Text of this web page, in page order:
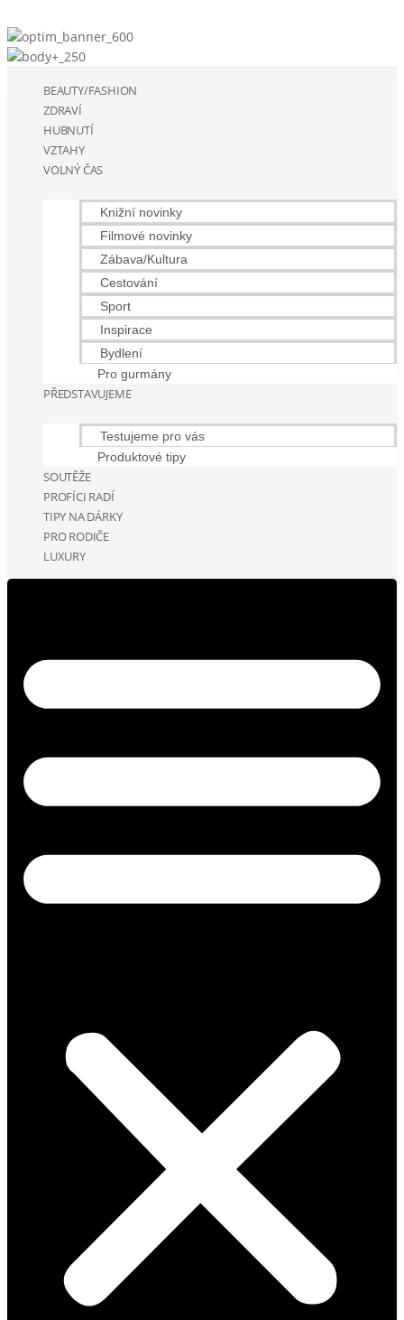
BEAUTY/FASHION
ZDRAVÍ
HUBNUTÍ
VZTAHY
VOLNÝ ČAS
Knižní novinky
Filmové novinky
Zábava/Kultura
Cestování
Sport
Inspirace
Bydlení
Pro gurmány
PŘEDSTAVUJEME
Testujeme pro vás
Produktové tipy
SOUTĚŽE
PROFÍCI RADÍ
TIPY NA DÁRKY
PRO RODIČE
LUXURY